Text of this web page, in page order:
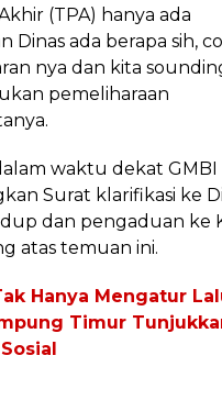
(TPA) hanya ada
Dinas ada berapa sih,
nya dan kita
pemeliharaan
waktu dekat GMBI
Surat klarifikasi ke
dan pengaduan ke
atas temuan ini.
Hanya Mengatur
Timur